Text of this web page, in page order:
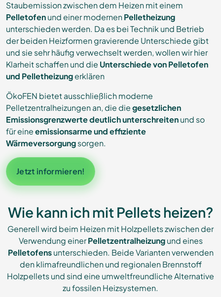
Staubemission zwischen dem Heizen mit einem
Pelletofenund einer modernenPelletheizung
unterschieden werden. Da es bei Technik und Betrieb
der beiden Heizformen gravierende Unterschiede gibt
und sie sehr häufig verwechselt werden, wollen wir hier
Klarheit schaffen und die Unterschiede von Pelletofen
und Pelletheizungerklären
ÖkoFEN bietet ausschließlich moderne
Pelletzentralheizungen an, die diegesetzlichen
Emissionsgrenzwerte deutlich unterschreitenund so
für eineemissionsarme und effiziente
Wärmeversorgungsorgen.
Jetzt informieren!
Wie kann ich mit Pellets heizen?
Generell wird beim Heizen mit Holzpellets zwischen der
Verwendung einerPelletzentralheizungund eines
Pelletofensunterschieden. Beide Varianten verwenden
den klimafreundlichen und regionalen Brennstoff
Holzpellets und sind eine umweltfreundliche Alternative
zu fossilen Heizsystemen.